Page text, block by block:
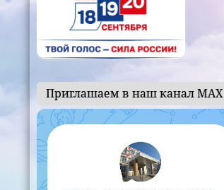
Приглашаем в наш канал МАХ